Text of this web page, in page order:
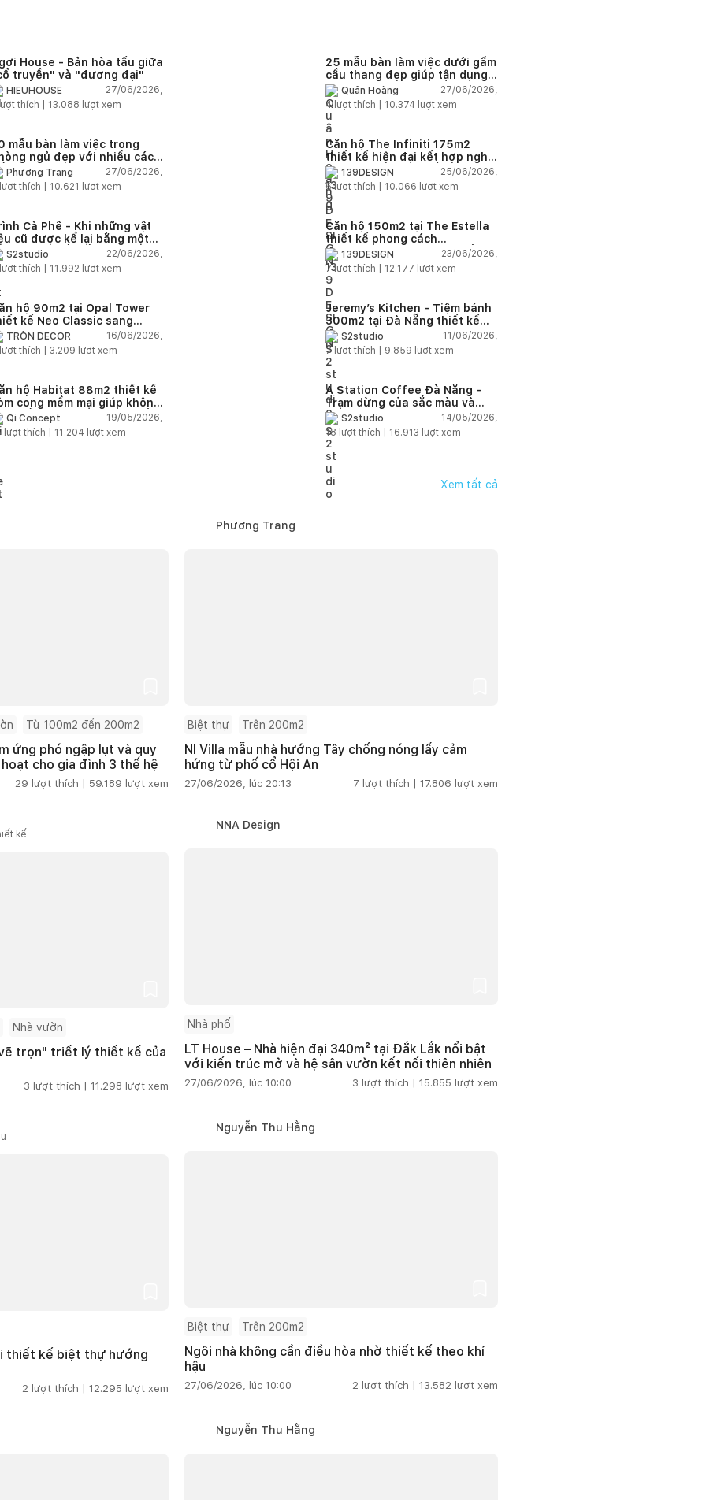
House - Bản hòa tấu giữa
truyền" và "đương đại"
HIEUHOUSE
27/06/2026,
thích | 13.088 lượt xem
25 mẫu bàn làm việc dưới gầm
cầu thang đẹp giúp tận dụng
diện tích tưởng chừng bị bỏ
quên
Quân Hoàng
27/06/2026,
4lượt thích | 10.374 lượt xem
mẫu bàn làm việc trong
ngủ đẹp với nhiều cách
trí thông minh cho mọi diện
Phương Trang
27/06/2026,
lượt thích | 10.621 lượt xem
Căn hộ The Infiniti 175m2
thiết kế hiện đại kết hợp nghệ
thuật Modern Art đầy cảm xúc
139DESIGN
25/06/2026,
6lượt thích | 10.066 lượt xem
Cà Phê - Khi những vật
cũ được kể lại bằng một
ngữ thiết kế mới
S2studio
22/06/2026,
lượt thích | 11.992 lượt xem
Căn hộ 150m2 tại The Estella
thiết kế phong cách
Farmhouse thanh lịch và ấm
áp
139DESIGN
23/06/2026,
7lượt thích | 12.177 lượt xem
hộ 90m2 tại Opal Tower
kế Neo Classic sang
cho gia đình trẻ
TRÒN DECOR
16/06/2026,
lượt thích | 3.209 lượt xem
Jeremy’s Kitchen - Tiệm bánh
300m2 tại Đà Nẵng thiết kế
phong cách công nghiệp hiện
đại ngập tràn ánh sáng tự
nhiên
S2studio
11/06/2026,
7 lượt thích | 9.859 lượt xem
hộ Habitat 88m2 thiết kế
cong mềm mại giúp không
sống hiện đại trở nên ấm
hơn
Qi Concept
19/05/2026,
lượt thích | 11.204 lượt xem
A Station Coffee Đà Nẵng -
Trạm dừng của sắc màu và
cảm hứng
S2studio
14/05/2026,
18 lượt thích | 16.913 lượt xem
Xem tất cả
Từ 100m2 đến 200m2
ứng phó ngập lụt và quy
cho gia đình 3 thế hệ
29 lượt thích | 59.189 lượt xem
Phương Trang
Biệt thự Trên 200m2
NI Villa mẫu nhà hướng Tây chống nóng lấy cảm
hứng từ phố cổ Hội An
27/06/2026, lúc 20:13 7 lượt thích | 17.806 lượt xem
kế
Nhà vườn
trọn" triết lý thiết kế của
3 lượt thích | 11.298 lượt xem
NNA Design
Nhà phố
LT House – Nhà hiện đại 340m² tại Đắk Lắk nổi bật
với kiến trúc mở và hệ sân vườn kết nối thiên nhiên
27/06/2026, lúc 10:00 3 lượt thích | 15.855 lượt xem
thiết kế biệt thự hướng
2 lượt thích | 12.295 lượt xem
Nguyễn Thu Hằng
Biệt thự Trên 200m2
Ngôi nhà không cần điều hòa nhờ thiết kế theo khí
hậu
27/06/2026, lúc 10:00 2 lượt thích | 13.582 lượt xem
Nguyễn Thu Hằng